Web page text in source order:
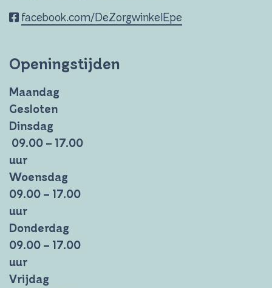
facebook.com/DeZorgwinkelEpe
Openingstijden
Maandag
Gesloten
Dinsdag
09.00 – 17.00
uur
Woensdag
09.00 – 17.00
uur
Donderdag
09.00 – 17.00
uur
Vrijdag